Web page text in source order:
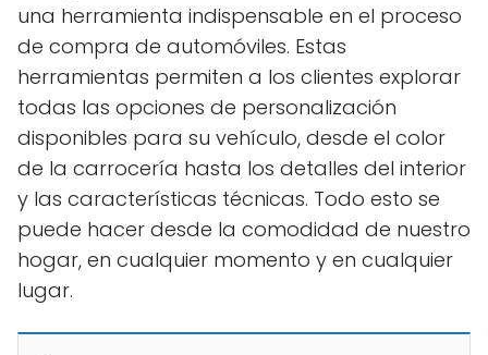
una herramienta indispensable en el proceso
de compra de automóviles. Estas
herramientas permiten a los clientes explorar
todas las opciones de personalización
disponibles para su vehículo, desde el color
de la carrocería hasta los detalles del interior
y las características técnicas. Todo esto se
puede hacer desde la comodidad de nuestro
hogar, en cualquier momento y en cualquier
lugar.